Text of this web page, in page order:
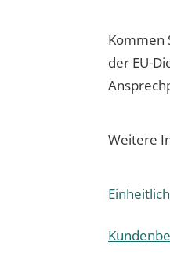
Kommen
der EU-
Weitere